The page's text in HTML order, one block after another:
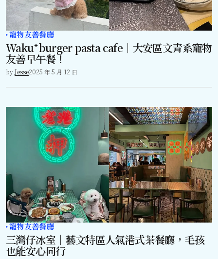
寵物友善餐廳
Waku⁺ burger pasta cafe｜大安區文青系寵物
友善早午餐！
byJesse2025 年 5 月 12 日
寵物友善餐廳
三灣仔冰室｜藝文特區人氣港式茶餐廳，毛孩
也能安心同行